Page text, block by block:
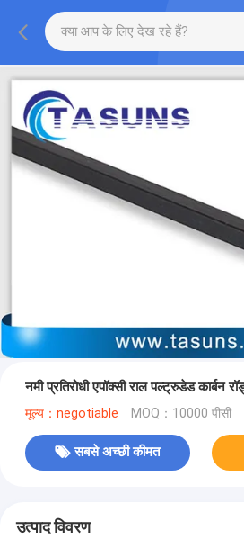
नमी प्रतिरोधी एपॉक्सी राल पल्ट्रुडेड कार्बन
मूल्य：negotiable MOQ：10000 पीसी
सबसे अच्छी कीमत
उत्पाद विवरण